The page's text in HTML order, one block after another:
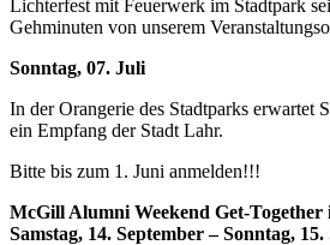
Lichterfest mit Feuerwerk im Stadtpark
Gehminuten von unserem
Sonntag, 07. Juli
In der Orangerie des Stadtparks erwartet
ein Empfang der Stadt Lahr.
Bitte bis zum 1. Juni anmelden!!!
McGill Alumni Weekend Get-Together
Samstag, 14. September – Sonntag,